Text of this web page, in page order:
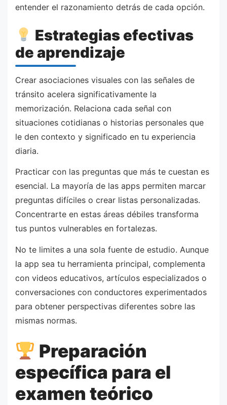
entender el razonamiento detrás de cada opción.
Estrategias efectivas
de aprendizaje
Crear asociaciones visuales con las señales de
tránsito acelera significativamente la
memorización. Relaciona cada señal con
situaciones cotidianas o historias personales que
le den contexto y significado en tu experiencia
diaria.
Practicar con las preguntas que más te cuestan es
esencial. La mayoría de las apps permiten marcar
preguntas difíciles o crear listas personalizadas.
Concentrarte en estas áreas débiles transforma
tus puntos vulnerables en fortalezas.
No te limites a una sola fuente de estudio. Aunque
la app sea tu herramienta principal, complementa
con videos educativos, artículos especializados o
conversaciones con conductores experimentados
para obtener perspectivas diferentes sobre las
mismas normas.
Preparación
específica para el
examen teórico